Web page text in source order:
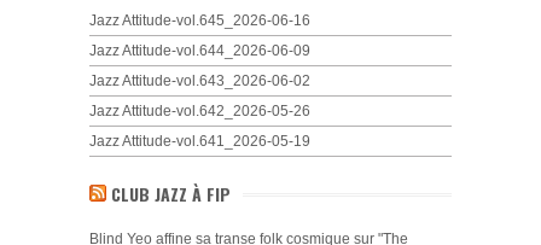
Jazz Attitude-vol.645_2026-06-16
Jazz Attitude-vol.644_2026-06-09
Jazz Attitude-vol.643_2026-06-02
Jazz Attitude-vol.642_2026-05-26
Jazz Attitude-vol.641_2026-05-19
CLUB JAZZ À FIP
Blind Yeo affine sa transe folk cosmique sur "The